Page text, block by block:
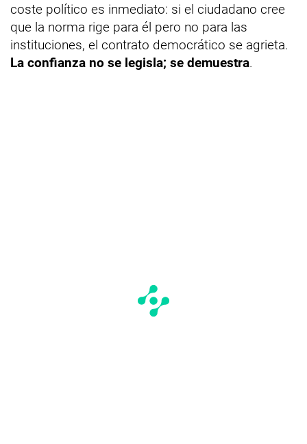
coste político es inmediato: si el ciudadano cree
que la norma rige para él pero no para las
instituciones, el contrato democrático se agrieta.
La confianza no se legisla; se demuestra.